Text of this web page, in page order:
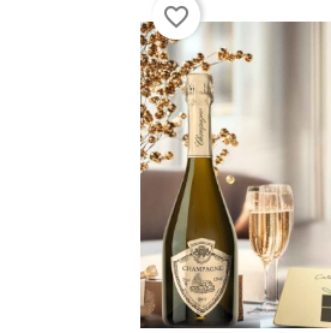
favorite_border